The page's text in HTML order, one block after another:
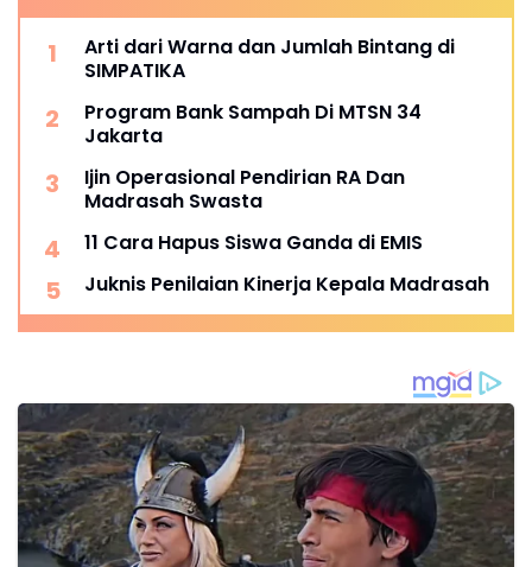
Arti dari Warna dan Jumlah Bintang di
SIMPATIKA
Program Bank Sampah Di MTSN 34
Jakarta
Ijin Operasional Pendirian RA Dan
Madrasah Swasta
11 Cara Hapus Siswa Ganda di EMIS
Juknis Penilaian Kinerja Kepala Madrasah